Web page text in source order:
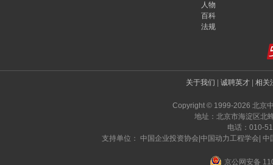
人物
百科
法规
关于我们 诚聘英才 相关
Copyright © 1999-2026 北京
地址：北京市海淀区北
电话：010-
支持单位： 中国企业投资协会|中国动力工程学会|
京公网安备